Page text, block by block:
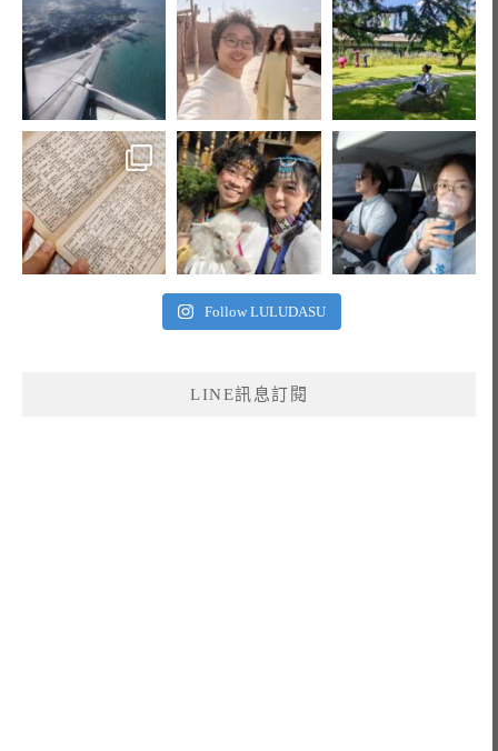
Follow LULUDASU
LINE訊息訂閱